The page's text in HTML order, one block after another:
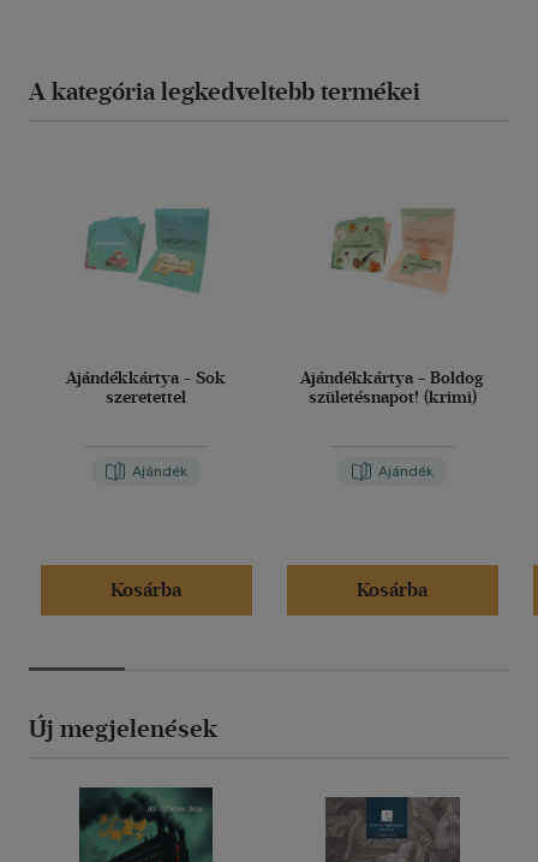
A kategória legkedveltebb termékei
Ajándékkártya - Sok
szeretettel
Ajándék
Kosárba
Ajándékkártya - Boldog
születésnapot! (krimi)
Ajándék
Kosárba
Új megjelenések